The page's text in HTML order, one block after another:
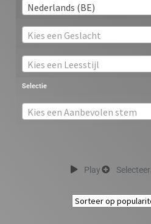
Nederlands (BE)
Kies een Geslacht
Kies een Leesstijl
Selectie
Kies een Aanbevolen stem
Play Selecteer